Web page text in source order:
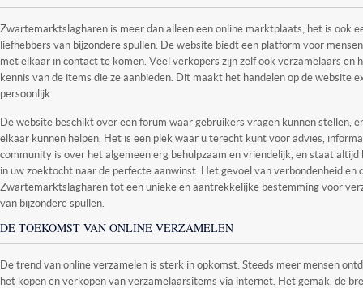
Zwartemarktslagharen is meer dan alleen een online marktplaats; het is ook
liefhebbers van bijzondere spullen. De website biedt een platform voor
met elkaar in contact te komen. Veel verkopers zijn zelf ook verzamelaars en
kennis van de items die ze aanbieden. Dit maakt het handelen op de website
persoonlijk.
De website beschikt over een forum waar gebruikers vragen kunnen stellen,
elkaar kunnen helpen. Het is een plek waar u terecht kunt voor advies,
community is over het algemeen erg behulpzaam en vriendelijk, en staat
in uw zoektocht naar de perfecte aanwinst. Het gevoel van verbondenheid en
Zwartemarktslagharen tot een unieke en aantrekkelijke bestemming voor
van bijzondere spullen.
DE TOEKOMST VAN ONLINE VERZAMELEN
De trend van online verzamelen is sterk in opkomst. Steeds meer mensen
het kopen en verkopen van verzamelaarsitems via internet. Het gemak, de